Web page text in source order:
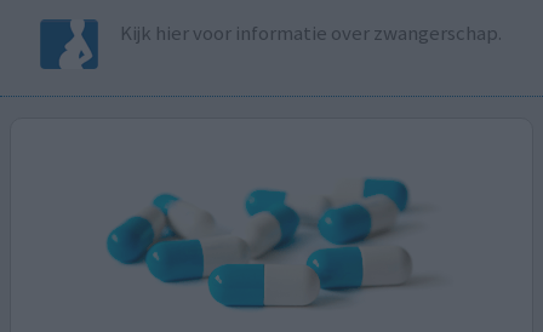
Kijk hier voor informatie over zwangerschap.